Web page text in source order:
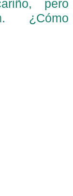
pero
¿Cómo